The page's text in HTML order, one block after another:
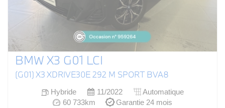
BMW X3 G01 LCI
(G01) X3 XDRIVE30E 292 M SPORT BVA8
Hybride 11/2022
Automatique
60 733km
Garantie 24 mois